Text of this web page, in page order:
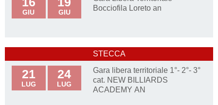
GIU GIU
Bocciofila Loreto an
STECCA
21
LUG
24
LUG
Gara libera territoriale 1°- 2°- 3°
cat. NEW BILLIARDS
ACADEMY AN